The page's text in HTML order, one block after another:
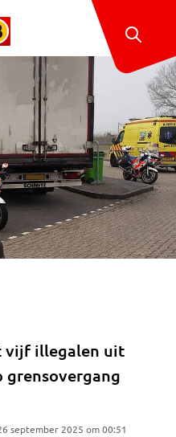
vijf illegalen uit
grensovergang
september 2025 om 00:51